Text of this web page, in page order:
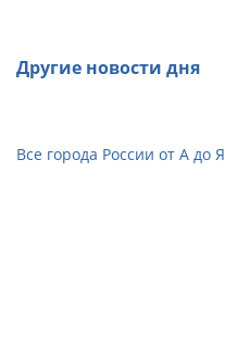
Другие новости дня
Все города России от А до Я